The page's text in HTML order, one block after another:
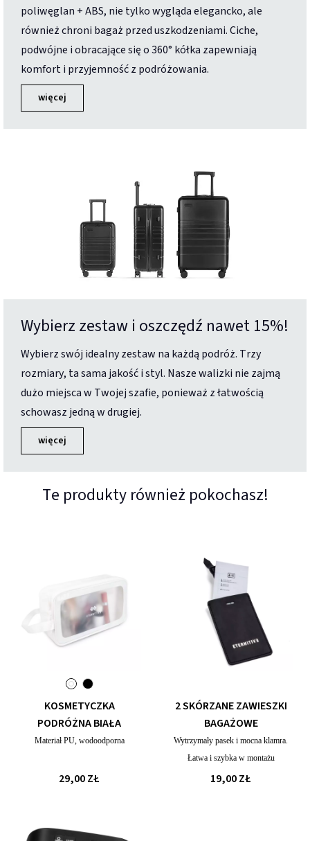
poliwęglan + ABS, nie tylko wygląda elegancko, ale
również chroni bagaż przed uszkodzeniami. Ciche,
podwójne i obracające się o 360° kółka zapewniają
komfort i przyjemność z podróżowania.
więcej
Wybierz zestaw i oszczędź nawet 15%!
Wybierz swój idealny zestaw na każdą podróż. Trzy
rozmiary, ta sama jakość i styl. Nasze walizki nie zajmą
dużo miejsca w Twojej szafie, ponieważ z łatwością
schowasz jedną w drugiej.
więcej
Te produkty również pokochasz!
KOSMETYCZKA
PODRÓŻNA BIAŁA
Materiał PU, wodoodporna
29,00 ZŁ
2 SKÓRZANE ZAWIESZKI
BAGAŻOWE
Wytrzymały pasek i mocna klamra.
Łatwa i szybka w montażu
19,00 ZŁ